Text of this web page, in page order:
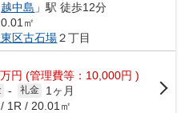
越中島 」駅 徒歩12分
㎡
区古石場２丁目
万円 (管理費等：10,000円 )
- 礼金
1ヶ月
1R / 20.01㎡